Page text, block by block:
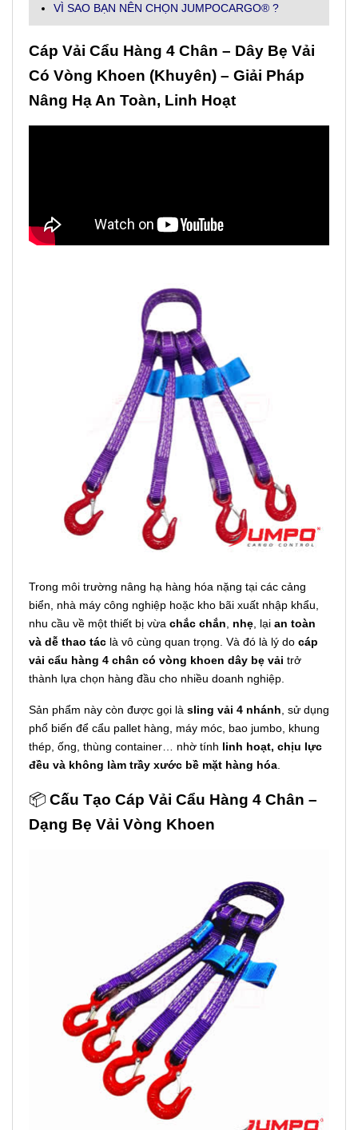
VÌ SAO BẠN NÊN CHỌN JUMPOCARGO® ?
Cáp Vải Cẩu Hàng 4 Chân – Dây Bẹ Vải
Có Vòng Khoen (Khuyên) – Giải Pháp
Nâng Hạ An Toàn, Linh Hoạt
Trong môi trường nâng hạ hàng hóa nặng tại các cảng
biển, nhà máy công nghiệp hoặc kho bãi xuất nhập khẩu,
nhu cầu về một thiết bị vừa chắc chắn nhẹ , lại an toàn
và dễ thao tác là vô cùng quan trọng. Và đó là lý do cáp
vải cẩu hàng 4 chân có vòng khoen dây bẹ vải trở
thành lựa chọn hàng đầu cho nhiều doanh nghiệp.
Sản phẩm này còn được gọi là sling vải 4 nhánh , sử dụng
phổ biến để cẩu pallet hàng, máy móc, bao jumbo, khung
thép, ống, thùng container… nhờ tính linh hoạt, chịu lực
đều và không làm trầy xước bề mặt hàng hóa
📦 Cấu Tạo Cáp Vải Cẩu Hàng 4 Chân –
Dạng Bẹ Vải Vòng Khoen